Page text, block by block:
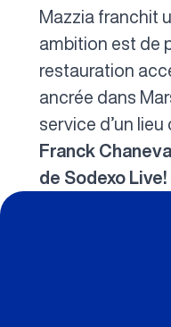
Mazzia franchit
ambition est de
restauration
ancrée dans
service d’un
Franck
de Sodexo